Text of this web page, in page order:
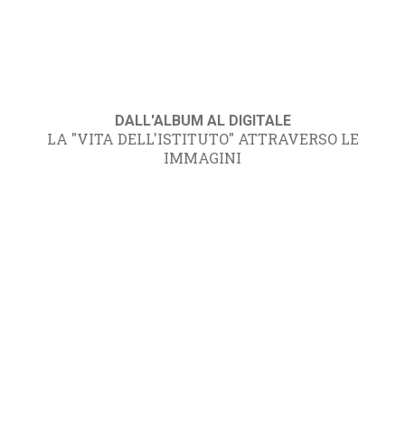
DALL'ALBUM AL DIGITALE
LA "VITA DELL'ISTITUTO" ATTRAVERSO LE
IMMAGINI